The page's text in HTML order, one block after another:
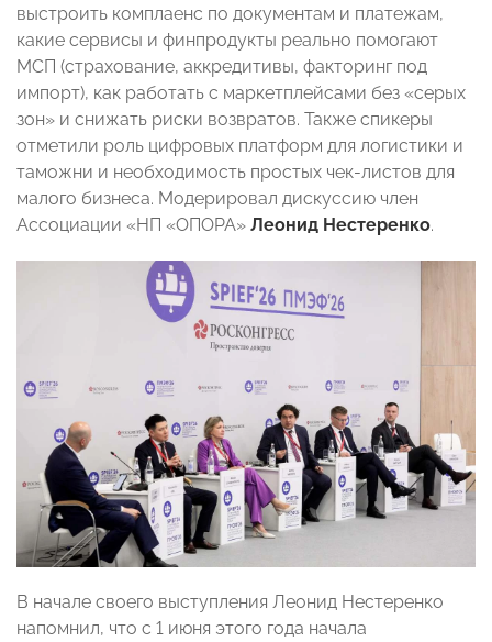
выстроить комплаенс по документам и платежам,
какие сервисы и финпродукты реально помогают
МСП (страхование, аккредитивы, факторинг под
импорт), как работать с маркетплейсами без «серых
зон» и снижать риски возвратов. Также спикеры
отметили роль цифровых платформ для логистики и
таможни и необходимость простых чек‑листов для
малого бизнеса. Модерировал дискуссию член
Ассоциации «НП «ОПОРА» Леонид Нестеренко.
В начале своего выступления Леонид Нестеренко
напомнил, что с 1 июня этого года начала